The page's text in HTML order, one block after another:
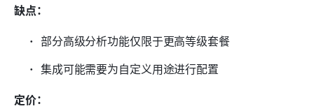
缺点：
部分高级分析功能仅限于更高等级套餐
集成可能需要为自定义用途进行配置
定价：